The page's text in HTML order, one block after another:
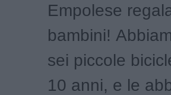
Empolese
bambini!
sei piccole
10 anni, e le